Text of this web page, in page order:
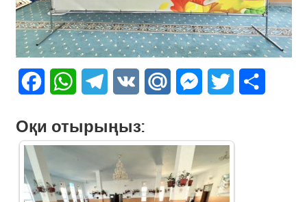
FacebookWhatsAppTelegram
VK Mail.Ru Messenger
Twitter
Оқи отырыңыз: